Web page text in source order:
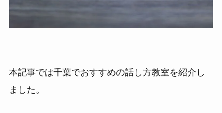
本記事では千葉でおすすめの話し方教室を紹介し
ました。